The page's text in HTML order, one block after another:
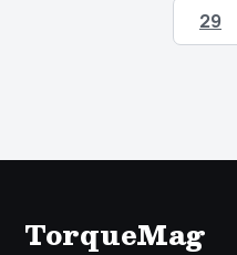
29
TorqueMag